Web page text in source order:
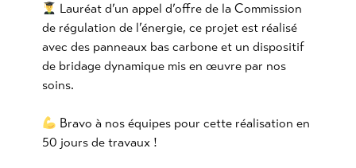
Lauréat d’un appel d’offre de la Commission
de régulation de l’énergie, ce projet est réalisé
avec des panneaux bas carbone et un dispositif
de bridage dynamique mis en œuvre par nos
soins.
Bravo à nos équipes pour cette réalisation en
50 jours de travaux !